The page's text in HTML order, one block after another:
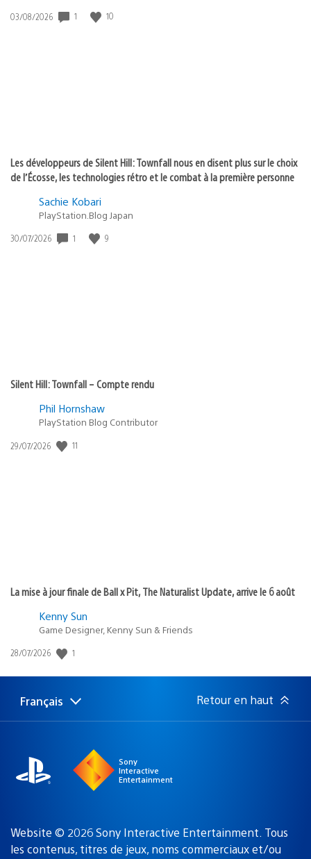
Date
03/08/2026 1 10
Les développeurs de Silent Hill: Townfall nous en disent plus sur le choix
de l’Écosse, les technologies rétro et le combat à la première personne
Sachie Kobari
PlayStation.Blog Japan
Date
30/07/2026 1 9
Silent Hill: Townfall – Compte rendu
Phil Hornshaw
PlayStation Blog Contributor
Date
29/07/2026 11
La mise à jour finale de Ball x Pit, The Naturalist Update, arrive le 6 août
Kenny Sun
Game Designer, Kenny Sun & Friends
Date
publication
28/07/2026 1
Choisir
Région
Français Retour en haut
Sony
Interactive
Entertainment
Website © 2026 Sony Interactive Entertainment. Tous
les contenus, titres de jeux, noms commerciaux et/ou